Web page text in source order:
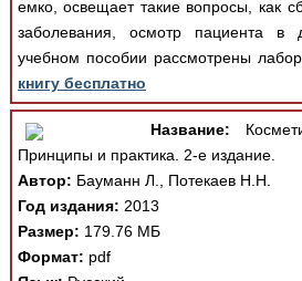
емко, освещает такие вопросы, как
заболевания, осмотр пациента в
учебном пособии рассмотрены
книгу бесплатно
Название:
Принципы и практика. 2-е издание.
Автор: Бауманн Л., Потекаев Н.Н.
Год издания: 2013
Размер: 179.76 МБ
Формат: pdf